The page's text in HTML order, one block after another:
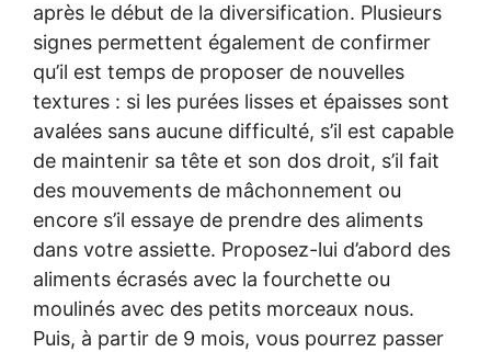
après le début de la diversification. Plusieurs
signes permettent également de confirmer
qu’il est temps de proposer de nouvelles
textures : si les purées lisses et épaisses sont
avalées sans aucune difficulté, s’il est capable
de maintenir sa tête et son dos droit, s’il fait
des mouvements de mâchonnement ou
encore s’il essaye de prendre des aliments
dans votre assiette. Proposez-lui d’abord des
aliments écrasés avec la fourchette ou
moulinés avec des petits morceaux nous.
Puis, à partir de 9 mois, vous pourrez passer